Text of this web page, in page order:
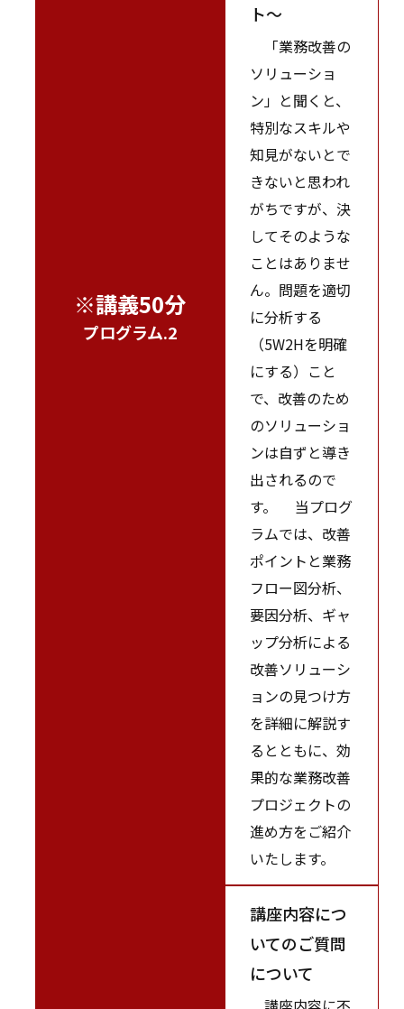
※講義50分
プログラム.2
ト～
「業務改善の
ソリューショ
ン」と聞くと、
特別なスキルや
知見がないとで
きないと思われ
がちですが、決
してそのような
ことはありませ
ん。問題を適切
に分析する
（5W2Hを明確
にする）こと
で、改善のため
のソリューショ
ンは自ずと導き
出されるので
す。 当プログ
ラムでは、改善
ポイントと業務
フロー図分析、
要因分析、ギャ
ップ分析による
改善ソリューシ
ョンの見つけ方
を詳細に解説す
るとともに、効
果的な業務改善
プロジェクトの
進め方をご紹介
いたします。
講座内容につ
いてのご質問
について